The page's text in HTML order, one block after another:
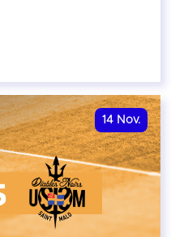
14 Nov.